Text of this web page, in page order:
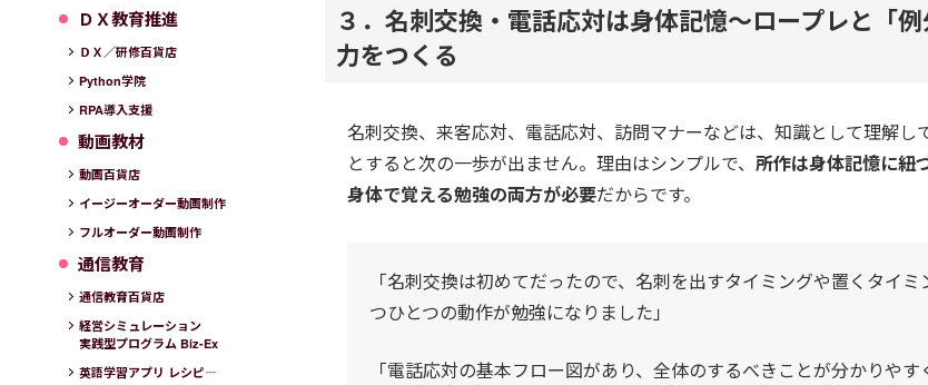
３．名刺交換・電話応対は身体記憶～ロープレと「
力をつくる
名刺交換、来客応対、電話応対、訪問マナーなどは、知識として理解し
とすると次の一歩が出ません。理由はシンプルで、 所作は身体記憶に紐
身体で覚える勉強の両方が必要だからです。
「名刺交換は初めてだったので、名刺を出すタイミングや置くタイ
つひとつの動作が勉強になりました」
「電話応対の基本フロー図があり、全体のするべきことが分かりや
ＤＸ教育推進
ＤＸ／研修百貨店
Python学院
RPA導入支援
動画教材
動画百貨店
イージーオーダー動画制作
フルオーダー動画制作
通信教育
通信教育百貨店
経営シミュレーション
実践型プログラム Biz-Ex
英語学習アプリ レシピ―